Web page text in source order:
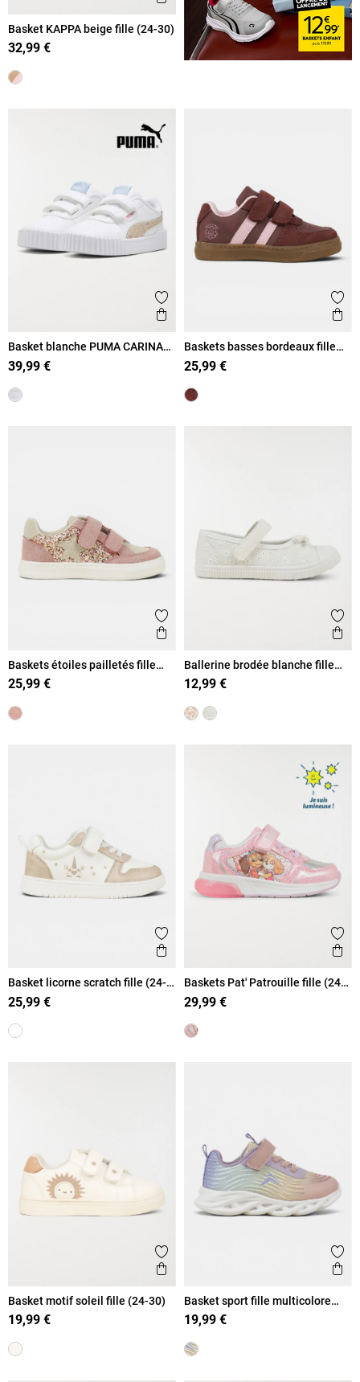
Basket KAPPA beige fille (24-30)
32,99 €
Ajouter aux favoris
Aperçu rapide
Basket blanche PUMA CARINA
fille (24-27)
39,99 €
Baskets basses bordeaux fille
(24-30)
25,99 €
Ajouter aux favoris
Aperçu rapide
Baskets étoiles pailletés fille
(24-30)
25,99 €
Ballerine brodée blanche fille
(24-30)
12,99 €
Ajouter aux favoris
Aperçu rapide
Basket licorne scratch fille (24-
30)
25,99 €
Baskets Pat' Patrouille fille (24-
30)
29,99 €
Ajouter aux favoris
Aperçu rapide
Basket motif soleil fille (24-30)
19,99 €
Basket sport fille multicolore
(25-30)
19,99 €